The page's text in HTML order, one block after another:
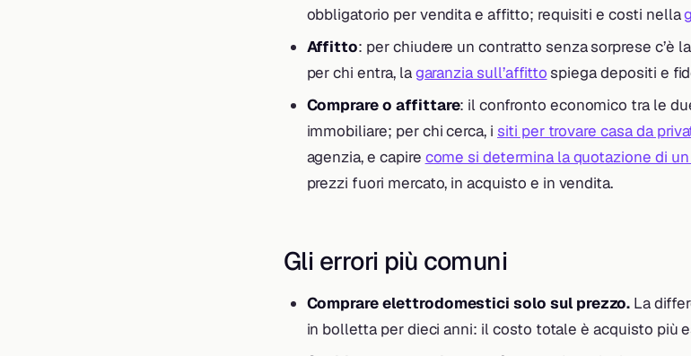
obbligatorio per vendita e affitto; requisiti e costi nella
Affitto: per chiudere un contratto senza sorprese c’è
per chi entra, lagaranzia sull’affittospiega depositi e
Comprare o affittare: il confronto economico tra le
immobiliare; per chi cerca, i siti per trovare casa da
agenzia, e capire come si determina la quotazione di
prezzi fuori mercato, in acquisto e in vendita.
Gli errori più comuni
Comprare elettrodomestici solo sul prezzo. La
in bolletta per dieci anni: il costo totale è acquisto più